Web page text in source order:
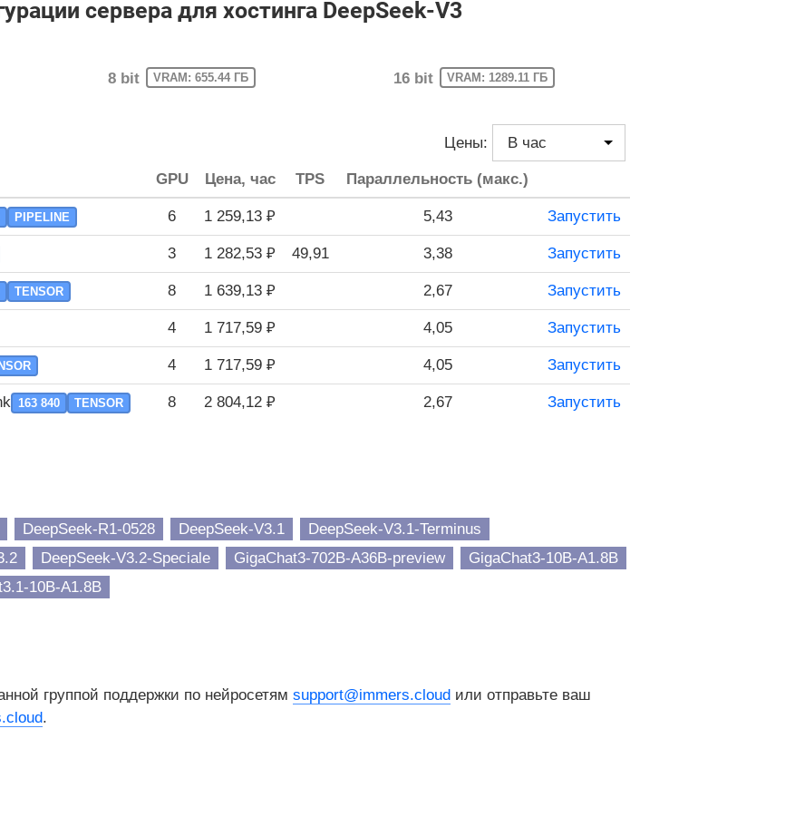
сервера для хостинга DeepSeek-V3
8 bit VRAM: 655.44 ГБ 16 bit VRAM: 1289.11 ГБ
Цены:
GPU Цена, час TPS Параллельность (макс.)
PIPELINE 6 1 259,13 ₽ 5,43 Запустить
3 1 282,53 ₽ 49,91 3,38 Запустить
TENSOR 8 1 639,13 ₽ 2,67 Запустить
4 1 717,59 ₽ 4,05 Запустить
4 1 717,59 ₽ 4,05 Запустить
163 840 TENSOR 8 2 804,12 ₽ 2,67 Запустить
DeepSeek-R1-0528 DeepSeek-V3.1
DeepSeek-V3.1-Terminus
DeepSeek-V3.2-Speciale GigaChat3-702B-A36B-preview
GigaChat3-10B-A1.8B
10B-A1.8B
группой поддержки по нейросетям support@immers.cloud или отправьте ваш
.